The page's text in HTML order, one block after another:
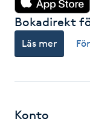
Kinesiologi
Kinesisk medicin
Klangmassage
Bokadirekt
Läs mer
Konto